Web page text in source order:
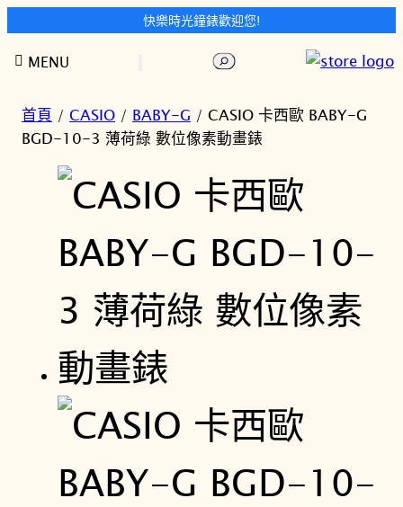
快樂時光鐘錶歡迎您!
至
搜
MENU
首頁 / CASIO / BABY-G / CASIO 卡西歐 BABY-G
BGD-10-3 薄荷綠 數位像素動畫錶